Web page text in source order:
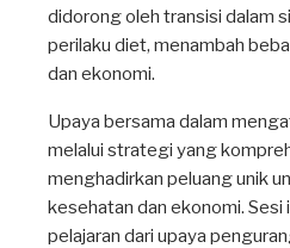
didorong oleh transisi dalam
perilaku diet, menambah
dan ekonomi.
Upaya bersama dalam
melalui strategi yang
menghadirkan peluang unik
kesehatan dan ekonomi.
pelajaran dari upaya